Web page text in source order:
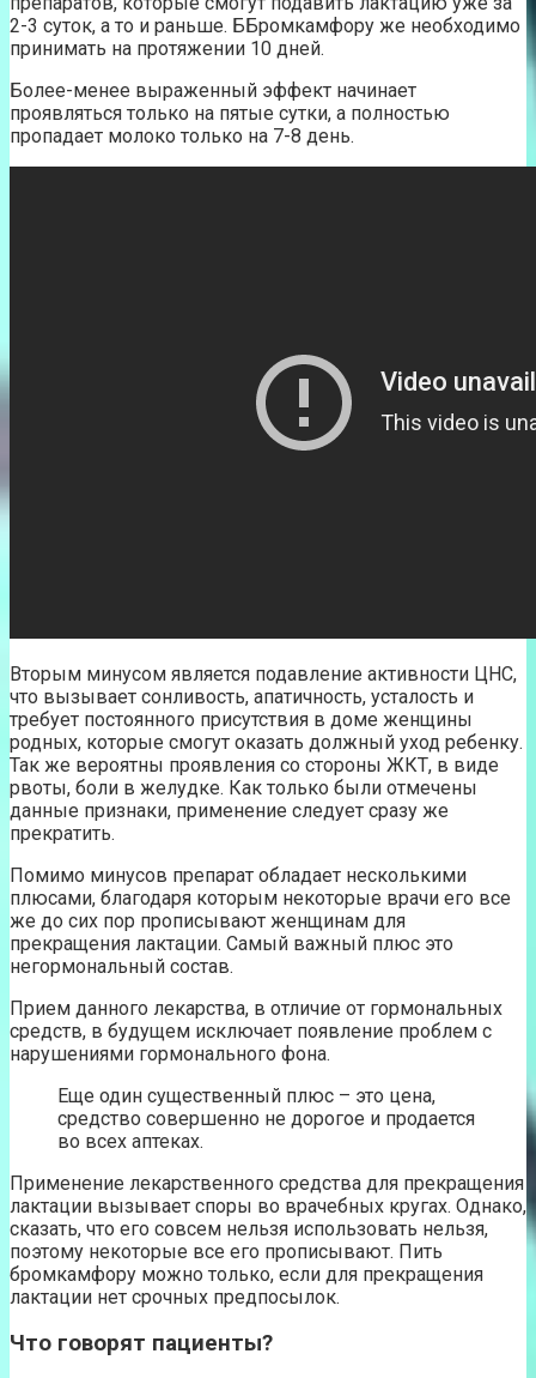
2-3 суток, а то и раньше. ББромкамфору же необходимо
принимать на протяжении 10 дней.
Более-менее выраженный эффект начинает
проявляться только на пятые сутки, а полностью
пропадает молоко только на 7-8 день.
Вторым минусом является подавление активности ЦНС,
что вызывает сонливость, апатичность, усталость и
требует постоянного присутствия в доме женщины
родных, которые смогут оказать должный уход ребенку.
Так же вероятны проявления со стороны ЖКТ, в виде
рвоты, боли в желудке. Как только были отмечены
данные признаки, применение следует сразу же
прекратить.
Помимо минусов препарат обладает несколькими
плюсами, благодаря которым некоторые врачи его все
же до сих пор прописывают женщинам для
прекращения лактации. Самый важный плюс это
негормональный состав.
Прием данного лекарства, в отличие от гормональных
средств, в будущем исключает появление проблем с
нарушениями гормонального фона.
Еще один существенный плюс – это цена,
средство совершенно не дорогое и продается
во всех аптеках.
Применение лекарственного средства для прекращения
лактации вызывает споры во врачебных кругах. Однако,
сказать, что его совсем нельзя использовать нельзя,
поэтому некоторые все его прописывают. Пить
бромкамфору можно только, если для прекращения
лактации нет срочных предпосылок.
Что говорят пациенты?